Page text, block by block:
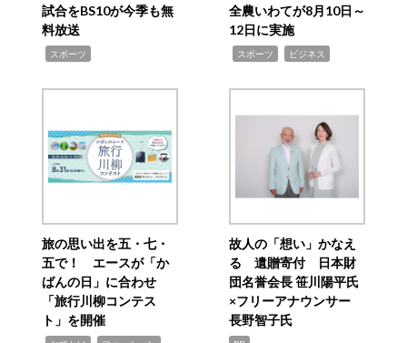
試合をBS10が今季も無
料放送
スポーツ
全農いわてが8月10日～
12日に実施
スポーツ ビジネス
旅の思い出を五・七・
五で！ エースが「か
ばんの日」に合わせ
「旅行川柳コンテス
ト」を開催
故人の「想い」かなえ
る 遺贈寄付 日本財
団名誉会長 笹川陽平氏
×フリーアナウンサー
長野智子氏